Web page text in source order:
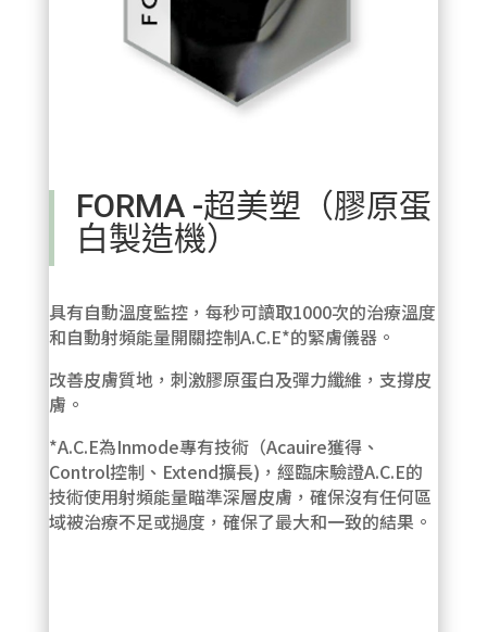
FORMA -超美塑（膠原蛋
白製造機）
具有自動溫度監控，每秒可讀取1000次的治療溫度
和自動射頻能量開關控制A.C.E*的緊膚儀器。
改善皮膚質地，刺激膠原蛋白及彈力纖維，支撐皮
膚。
*A.C.E為Inmode專有技術（Acauire獲得、
Control控制、Extend擴長)，經臨床驗證A.C.E的
技術使用射頻能量瞄準深層皮膚，確保沒有任何區
域被治療不足或撾度，確保了最大和一致的結果。